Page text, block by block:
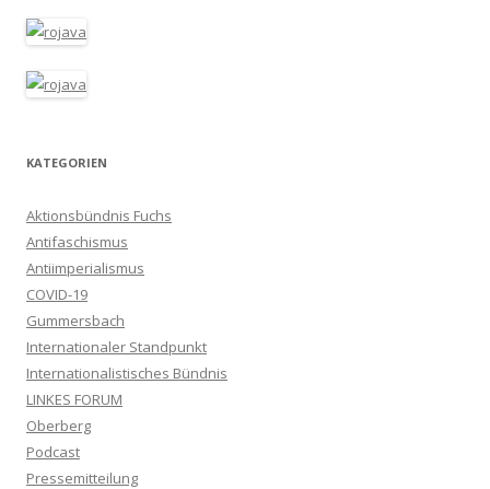
KATEGORIEN
Aktionsbündnis Fuchs
Antifaschismus
Antiimperialismus
COVID-19
Gummersbach
Internationaler Standpunkt
Internationalistisches Bündnis
LINKES FORUM
Oberberg
Podcast
Pressemitteilung